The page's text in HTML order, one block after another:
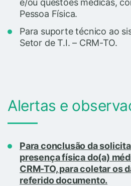
e/ou questões médicas,
Pessoa Física.
Para suporte técnico ao
Setor de T.I. – CRM-TO.
Alertas e
Para conclusão da
presença física do(a)
CRM-TO, para coletar os
referido documento.